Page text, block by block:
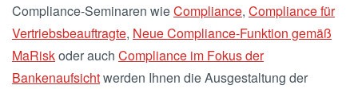
Compliance-Seminaren wieCompliance, Compliance für
Vertriebsbeauftragte, Neue Compliance-Funktion gemäß
MaRiskoder auch Compliance im Fokus der
Bankenaufsichtwerden Ihnen die Ausgestaltung der